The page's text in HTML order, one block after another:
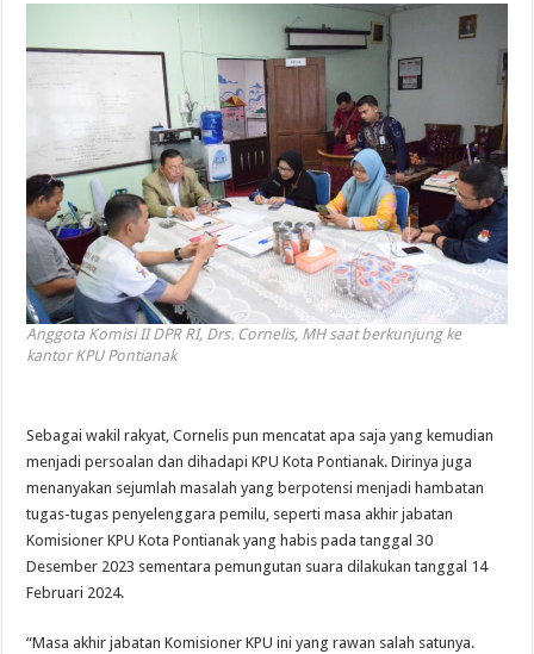
Anggota Komisi II DPR RI, Drs. Cornelis, MH saat berkunjung ke
kantor KPU Pontianak
Sebagai wakil rakyat, Cornelis pun mencatat apa saja yang kemudian
menjadi persoalan dan dihadapi KPU Kota Pontianak. Dirinya juga
menanyakan sejumlah masalah yang berpotensi menjadi hambatan
tugas-tugas penyelenggara pemilu, seperti masa akhir jabatan
Komisioner KPU Kota Pontianak yang habis pada tanggal 30
Desember 2023 sementara pemungutan suara dilakukan tanggal 14
Februari 2024.
“Masa akhir jabatan Komisioner KPU ini yang rawan salah satunya.